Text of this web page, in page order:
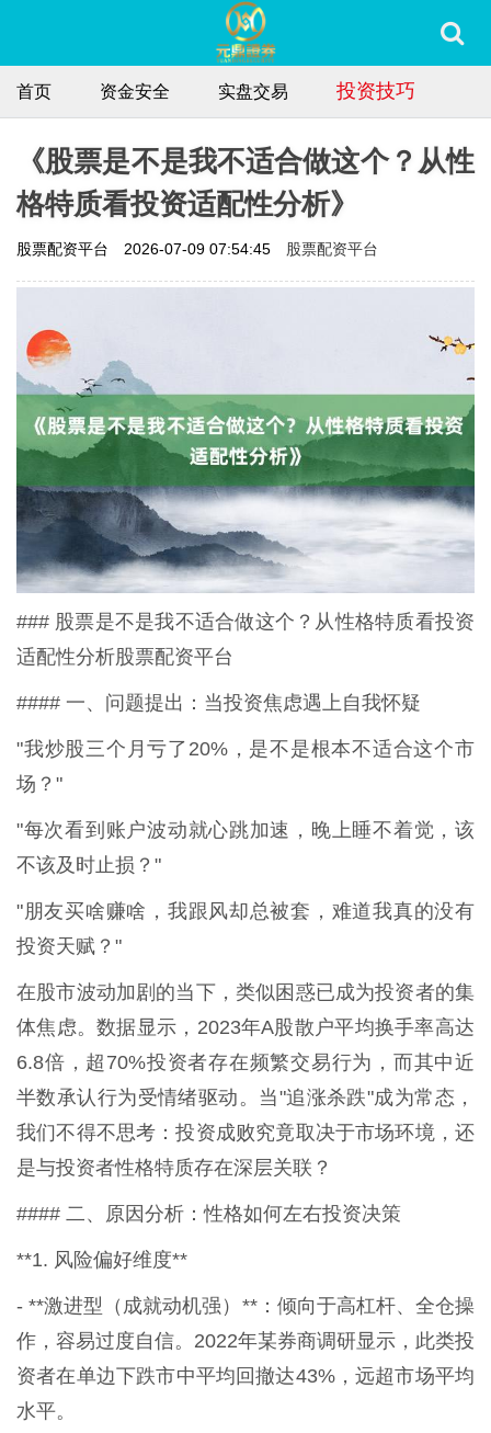
首页 资金安全 实盘交易 投资技巧
《股票是不是我不适合做这个？从性
格特质看投资适配性分析》
股票配资平台 2026-07-09 07:54:45 股票配资平台
### 股票是不是我不适合做这个？从性格特质看投资
适配性分析股票配资平台
#### 一、问题提出：当投资焦虑遇上自我怀疑
"我炒股三个月亏了20%，是不是根本不适合这个市
场？"
"每次看到账户波动就心跳加速，晚上睡不着觉，该
不该及时止损？"
"朋友买啥赚啥，我跟风却总被套，难道我真的没有
投资天赋？"
在股市波动加剧的当下，类似困惑已成为投资者的集
体焦虑。数据显示，2023年A股散户平均换手率高达
6.8倍，超70%投资者存在频繁交易行为，而其中近
半数承认行为受情绪驱动。当"追涨杀跌"成为常态，
我们不得不思考：投资成败究竟取决于市场环境，还
是与投资者性格特质存在深层关联？
#### 二、原因分析：性格如何左右投资决策
**1. 风险偏好维度**
- **激进型（成就动机强）**：倾向于高杠杆、全仓操
作，容易过度自信。2022年某券商调研显示，此类投
资者在单边下跌市中平均回撤达43%，远超市场平均
水平。